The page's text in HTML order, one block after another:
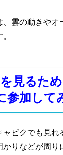
雲の動きやオ
見るた
参加して
ビクでも見れ
かりなどが周り